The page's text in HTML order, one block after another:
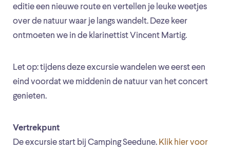
editie een nieuwe route en vertellen je leuke weetjes
over de natuur waar je langs wandelt. Deze keer
ontmoeten we in de klarinettist Vincent Martig.
Let op: tijdens deze excursie wandelen we eerst een
eind voordat we middenin de natuur van het concert
genieten.
Vertrekpunt
De excursie start bij Camping Seedune. Klik hier voor